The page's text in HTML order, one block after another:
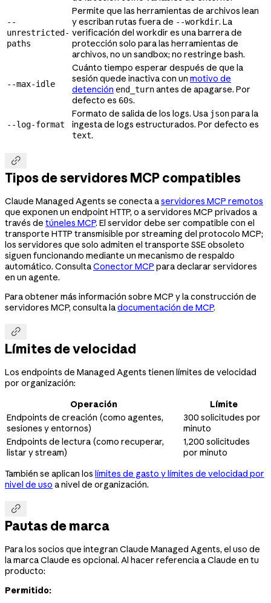
--
unrestricted-
paths
Permite que las herramientas de archivos lean
y escriban rutas fuera de --workdir. La
verificación del workdir es una barrera de
protección solo para las herramientas de
archivos, no un sandbox; no restringe bash.
--max-idle
Cuánto tiempo esperar después de que la
sesión quede inactiva con un motivo de
detención end_turnantes de apagarse. Por
defecto es 60s.
--log-format
Formato de salida de los logs. Usa jsonpara la
ingesta de logs estructurados. Por defecto es
text.

Tipos de servidores MCP compatibles
Claude Managed Agents se conecta aservidores MCP remotos
que exponen un endpoint HTTP, o a servidores MCP privados a
través de túneles MCP. El servidor debe ser compatible con el
transporte HTTP transmisible por streaming del protocolo MCP;
los servidores que solo admiten el transporte SSE obsoleto
siguen funcionando mediante un mecanismo de respaldo
automático. ConsultaConector MCP para declarar servidores
en un agente.
Para obtener más información sobre MCP y la construcción de
servidores MCP, consulta ladocumentación de MCP.

Límites de velocidad
Los endpoints de Managed Agents tienen límites de velocidad
por organización:
Operación
Límite
Endpoints de creación (como agentes,
sesiones y entornos)
300 solicitudes por
minuto
Endpoints de lectura (como recuperar,
listar y stream)
1,200 solicitudes
por minuto
También se aplican los límites de gasto y límites de velocidad por
nivel de uso a nivel de organización.

Pautas de marca
Para los socios que integran Claude Managed Agents, el uso de
la marca Claude es opcional. Al hacer referencia a Claude en tu
producto:
Permitido: